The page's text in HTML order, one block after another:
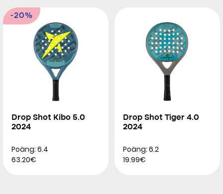
-20%
Drop Shot Kibo 5.0
2024
Poäng: 6.4
63.20€
Drop Shot Tiger 4.0
2024
Poäng: 6.2
19.99€